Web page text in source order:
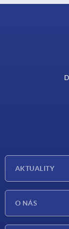
AKTUALITY
O NÁS